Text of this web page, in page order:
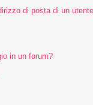
di posta di un
in un forum?